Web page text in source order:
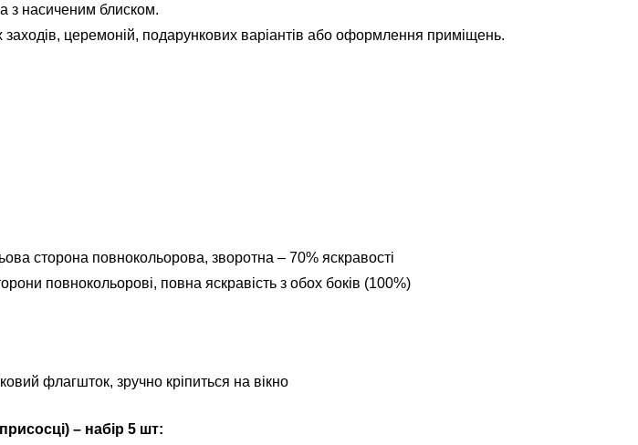
з насиченим блиском.
заходів, церемоній, подарункових варіантів або оформлення приміщень.
сторона повнокольорова, зворотна – 70% яскравості
повнокольорові, повна яскравість з обох боків (100%)
флагшток, зручно кріпиться на вікно
– набір 5 шт: